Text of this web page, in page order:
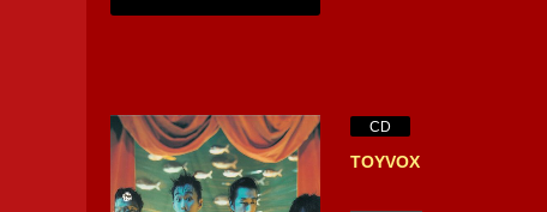
CD
TOYVOX